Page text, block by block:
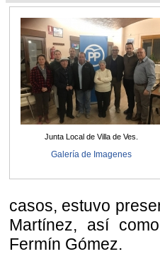
Junta Local de Villa de Ves.
Galería de Imagenes
casos, estuvo
Martínez, así
Fermín Gómez.